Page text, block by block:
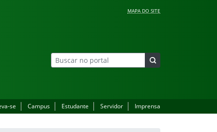
MAPA DO SITE
se Campus Estudante Servidor Imprensa